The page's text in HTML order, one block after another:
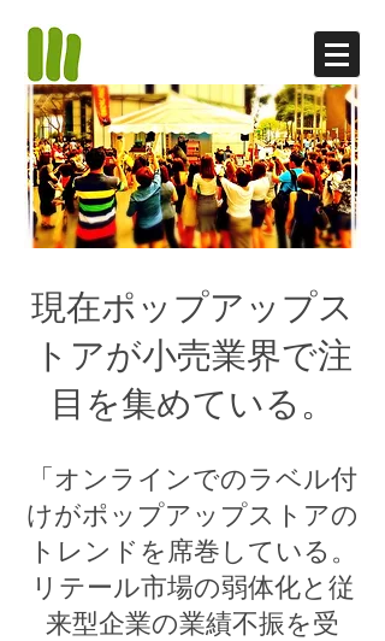
現在ポップアップス
トアが小売業界で注
目を集めている。
「オンラインでのラベル付
けがポップアップストアの
トレンドを席巻している。
リテール市場の弱体化と従
来型企業の業績不振を受